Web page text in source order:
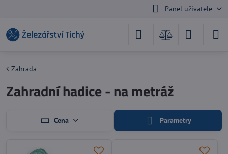
Panel uživatele
Zahrada
Zahradní hadice - na metráž
Cena Parametry